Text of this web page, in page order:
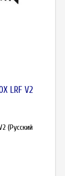
LRF V2
(Русский